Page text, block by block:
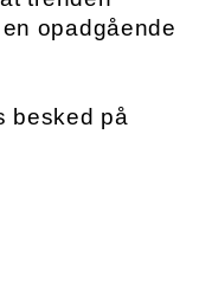
opadgående
besked på